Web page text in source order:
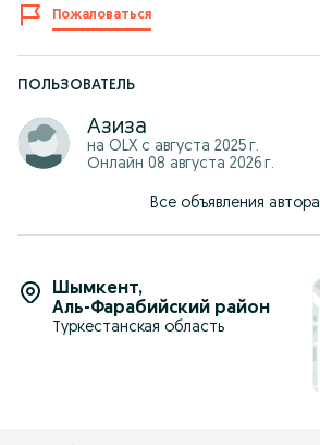
Пожаловаться
ПОЛЬЗОВАТЕЛЬ
Азиза
на OLX с августа 2025 г.
Онлайн 08 августа 2026 г.
Все объявления автора
Шымкент,
Аль-Фарабийский район
Туркестанская область